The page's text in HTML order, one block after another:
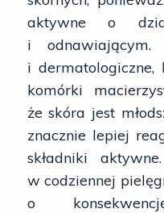
aktywne o
i odnawiającym.
i
komórki
że skóra jest
znacznie lepiej
składniki
w codziennej
o